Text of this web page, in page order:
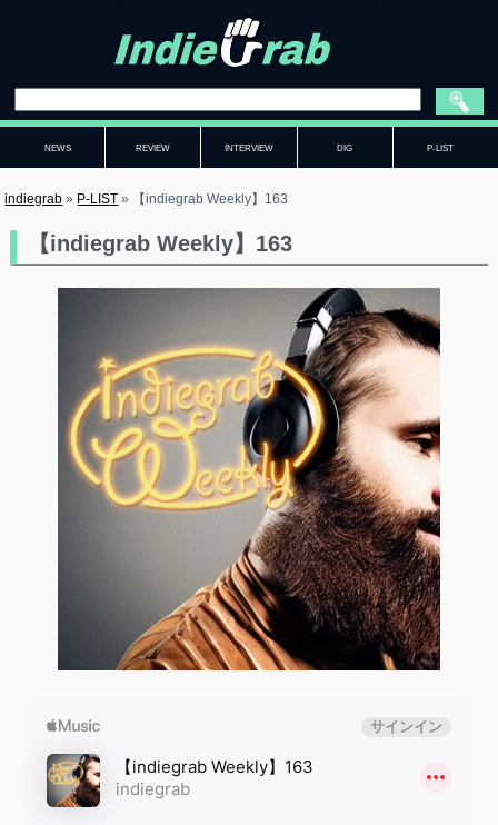
NEWS REVIEW INTERVIEW DIG P-LIST
indiegrab » P-LIST » 【indiegrab Weekly】163
【indiegrab Weekly】163